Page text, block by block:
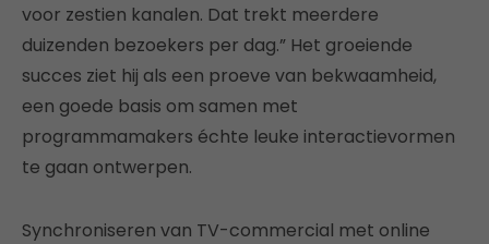
voor zestien kanalen. Dat trekt meerdere
duizenden bezoekers per dag.” Het groeiende
succes ziet hij als een proeve van bekwaamheid,
een goede basis om samen met
programmamakers échte leuke interactievormen
te gaan ontwerpen.
Synchroniseren van TV-commercial met online